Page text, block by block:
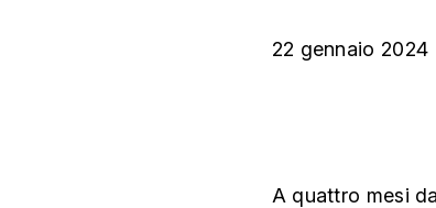
22 gennaio 2024
A quattro mesi